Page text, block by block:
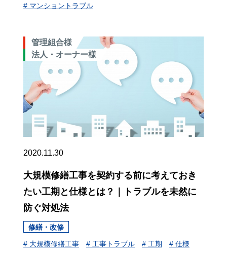
# マンショントラブル
管理組合様
法人・オーナー様
2020.11.30
大規模修繕工事を契約する前に考えておき
たい工期と仕様とは？｜トラブルを未然に
防ぐ対処法
修繕・改修
# 大規模修繕工事 # 工事トラブル # 工期 # 仕様